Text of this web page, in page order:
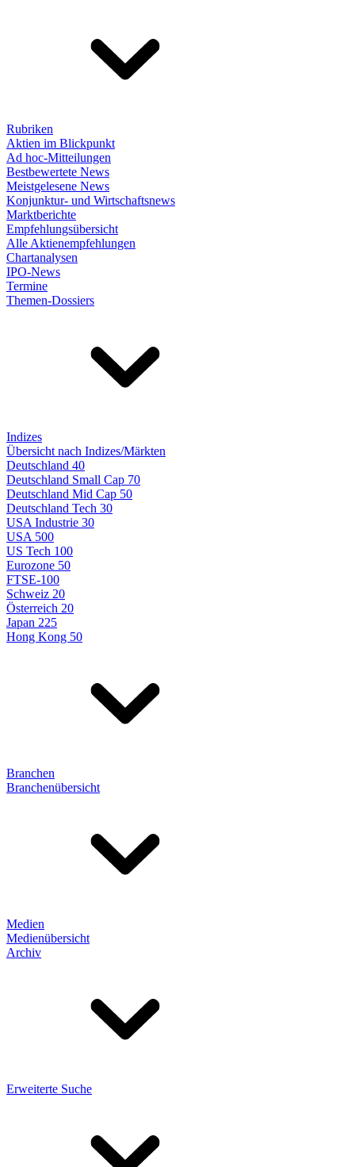
Rubriken
Aktien im Blickpunkt
Ad hoc-Mitteilungen
Bestbewertete News
Meistgelesene News
Konjunktur- und Wirtschaftsnews
Marktberichte
Empfehlungsübersicht
Alle Aktienempfehlungen
Chartanalysen
IPO-News
Termine
Themen-Dossiers
Indizes
Übersicht nach Indizes/Märkten
Deutschland 40
Deutschland Small Cap 70
Deutschland Mid Cap 50
Deutschland Tech 30
USA Industrie 30
USA 500
US Tech 100
Eurozone 50
FTSE-100
Schweiz 20
Österreich 20
Japan 225
Hong Kong 50
Branchen
Branchenübersicht
Medien
Medienübersicht
Archiv
Erweiterte Suche